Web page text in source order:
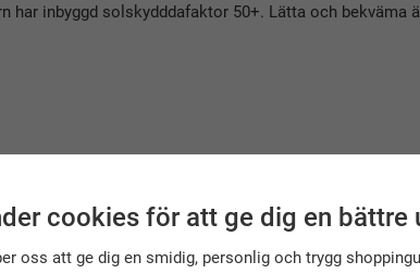
har inbyggd solskydddafaktor 50+. Lätta och
cookies för att ge dig en bättre
oss att ge dig en smidig, personlig och trygg